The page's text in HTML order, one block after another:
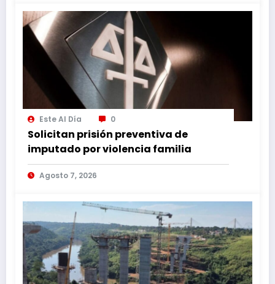
Este Al Día 0
Solicitan prisión preventiva de
imputado por violencia familia
Agosto 7, 2026